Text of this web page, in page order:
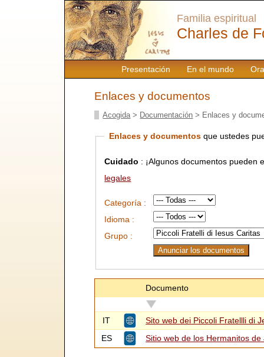
Presentación En el mundo
Familia espiritual
Charles de
Enlaces y documentos
Acogida > Documentación > Enlaces y
Enlaces y documentosque ustedes
Cuidado : ¡Algunos documentos
legales
Categoría :
Idioma :
Grupo :
Documento
IT
Sito web dei Piccoli Fratellli di
ES
Sitio web de los Hermanitos de